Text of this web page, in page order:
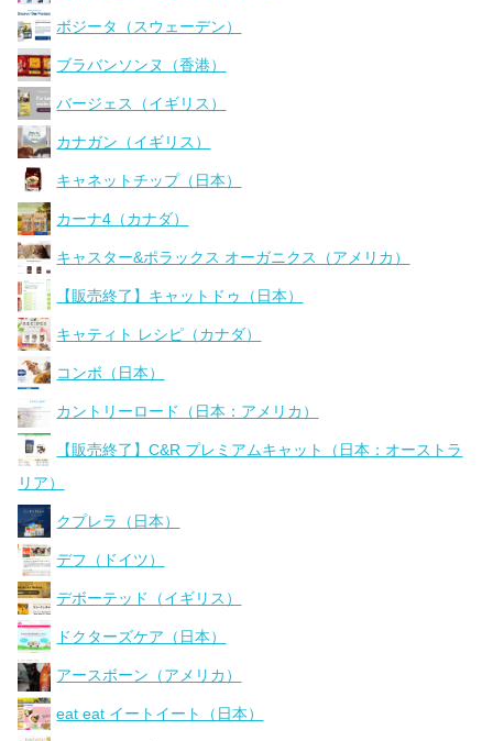
ボジータ（スウェーデン）
ブラバンソンヌ（香港）
バージェス（イギリス）
カナガン（イギリス）
キャネットチップ（日本）
カーナ4（カナダ）
キャスター&ポラックス オーガニクス（アメリカ）
【販売終了】キャットドゥ（日本）
キャティト レシピ（カナダ）
コンボ（日本）
カントリーロード（日本：アメリカ）
【販売終了】C&R プレミアムキャット（日本：オーストラ
リア）
クプレラ（日本）
デフ（ドイツ）
デボーテッド（イギリス）
ドクターズケア（日本）
アースボーン（アメリカ）
eat eat イートイート（日本）